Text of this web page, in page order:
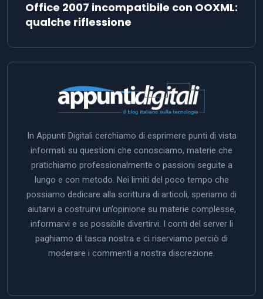
Office 2007 incompatibile con OOXML:
qualche riflessione
In Appunti Digitali cerchiamo di esprimere punti di vista
informati su questioni che conosciamo, materie che
pratichiamo professionalmente o passioni seguite a
lungo e con metodo. Nei limiti del poco tempo che
possiamo dedicare alla scrittura di articoli, speriamo di
aiutarvi a costruirvi un’opinione su materie complesse,
informarvi e se possibile divertirvi. I conti del server li
paghiamo di tasca nostra e ci riserviamo perciò di
moderare i commenti a nostra discrezione.